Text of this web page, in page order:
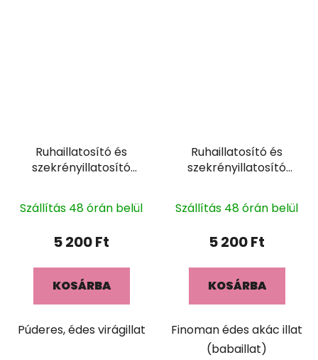
Ruhaillatosító és
szekrényillatosító
Szállítás 48 órán belül
5 200 Ft
KOSÁRBA
Púderes, édes virágillat
Ruhaillatosító és
szekrényillatosító
Szállítás 48 órán belül
5 200 Ft
KOSÁRBA
Finoman édes akác illat
(babaillat)